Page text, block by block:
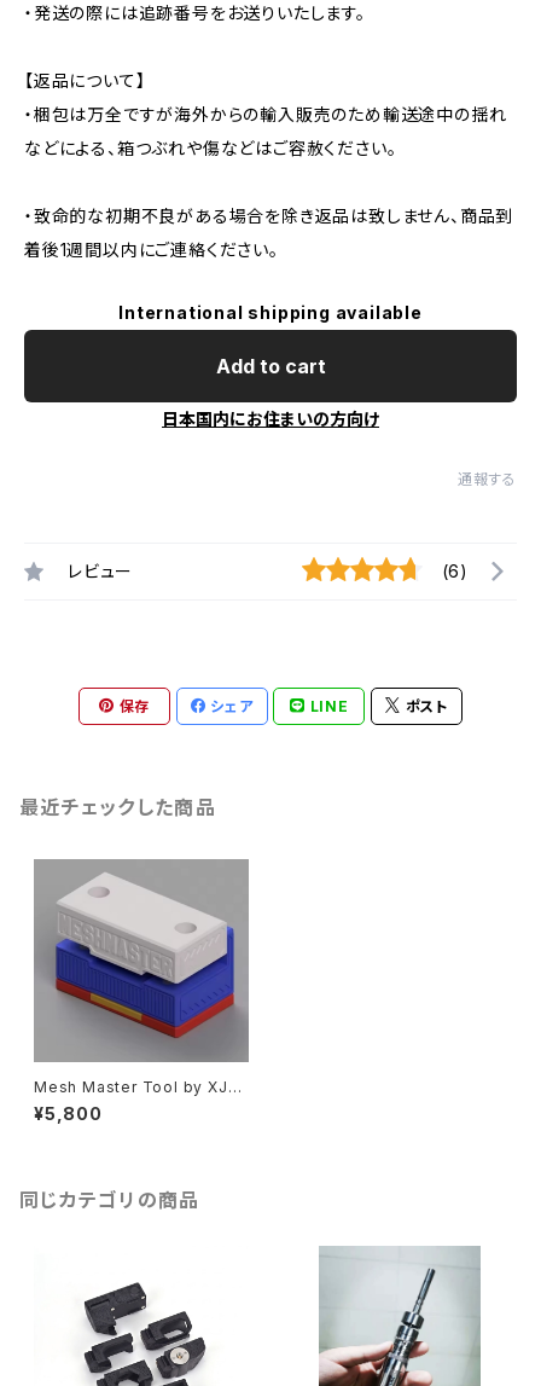
・発送の際には追跡番号をお送りいたします。
【返品について】
・梱包は万全ですが海外からの輸入販売のため輸送途中の揺れ
などによる、箱つぶれや傷などはご容赦ください。
・致命的な初期不良がある場合を除き返品は致しません、商品到
着後1週間以内にご連絡ください。
International shipping available
Add to cart
日本国内にお住まいの方向け
通報する
レビュー (6)
保存 シェア LINE ポスト
最近チェックした商品
Mesh Master Tool by XJM
ods【送料無料】【Authentic】
【カラー各種】【ジェネシス ビル
ビルド 用品 ビルドツール 工具
リビルダブル】【Paravozz Mon
PE ベイプ 電子タバコ】
¥5,800
同じカテゴリの商品